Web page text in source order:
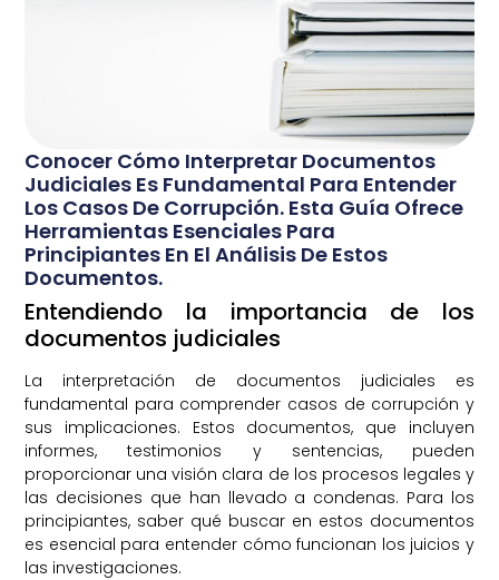
Conocer Cómo Interpretar Documentos
Judiciales Es Fundamental Para Entender
Los Casos De Corrupción. Esta Guía Ofrece
Herramientas Esenciales Para
Principiantes En El Análisis De Estos
Documentos.
Entendiendo la importancia de los
documentos judiciales
La interpretación de documentos judiciales es
fundamental para comprender casos de corrupción y
sus implicaciones. Estos documentos, que incluyen
informes, testimonios y sentencias, pueden
proporcionar una visión clara de los procesos legales y
las decisiones que han llevado a condenas. Para los
principiantes, saber qué buscar en estos documentos
es esencial para entender cómo funcionan los juicios y
las investigaciones.